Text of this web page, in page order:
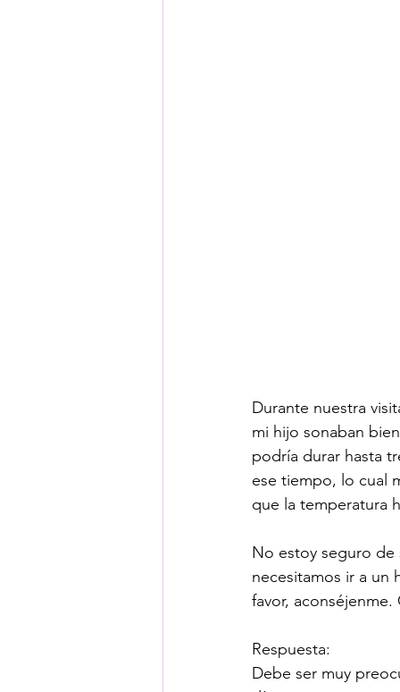
Durante nuestra
mi hijo sonaban
podría durar hasta
ese tiempo, lo cual
que la temperatura
No estoy seguro de
necesitamos ir a un
favor, aconséjenme.
Respuesta:
Debe ser muy